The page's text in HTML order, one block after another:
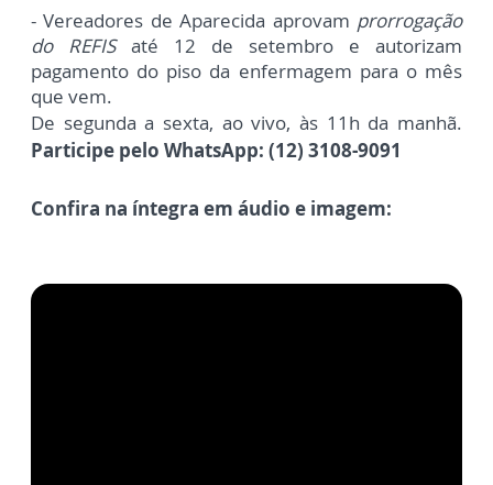
- Vereadores de Aparecida aprovam prorrogação
do REFIS até 12 de setembro e autorizam
pagamento do piso da enfermagem para o mês
que vem.
De segunda a sexta, ao vivo, às 11h da manhã.
Participe pelo WhatsApp: (12) 3108-9091
Confira na íntegra em áudio e imagem: